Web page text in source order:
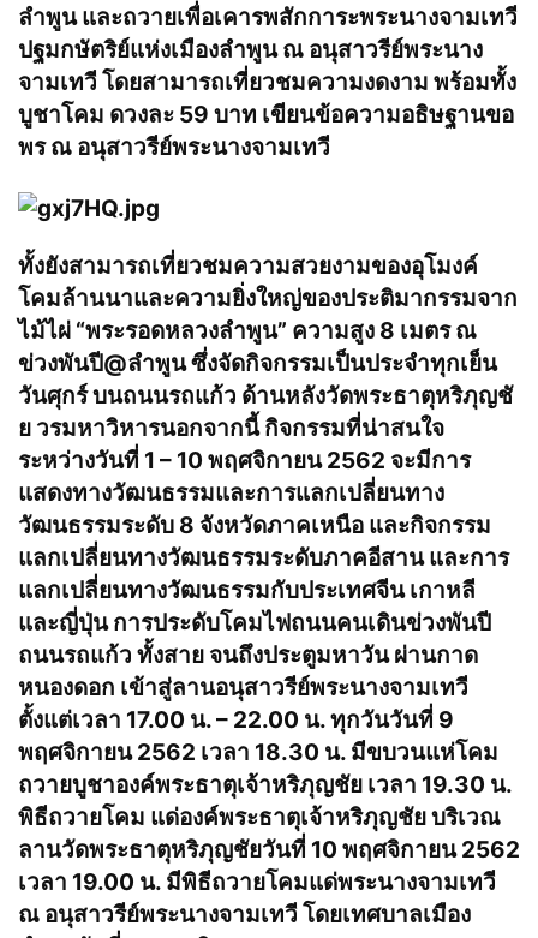
ลำพูน และถวายเพื่อเคารพสักการะพระนางจามเทวี
ปฐมกษัตริย์แห่งเมืองลำพูน ณ อนุสาวรีย์พระนาง
จามเทวี โดยสามารถเที่ยวชมความงดงาม พร้อมทั้ง
บูชาโคม ดวงละ 59 บาท เขียนข้อความอธิษฐานขอ
พร ณ อนุสาวรีย์พระนางจามเทวี
ทั้งยังสามารถเที่ยวชมความสวยงามของอุโมงค์
โคมล้านนาและความยิ่งใหญ่ของประติมากรรมจาก
ไม้ไผ่ “พระรอดหลวงลำพูน” ความสูง 8 เมตร ณ
ข่วงพันปี@ลำพูน ซึ่งจัดกิจกรรมเป็นประจำทุกเย็น
วันศุกร์ บนถนนรถแก้ว ด้านหลังวัดพระธาตุหริภุญชั
ย วรมหาวิหารนอกจากนี้ กิจกรรมที่น่าสนใจ
ระหว่างวันที่ 1 – 10 พฤศจิกายน 2562 จะมีการ
แสดงทางวัฒนธรรมและการแลกเปลี่ยนทาง
วัฒนธรรมระดับ 8 จังหวัดภาคเหนือ และกิจกรรม
แลกเปลี่ยนทางวัฒนธรรมระดับภาคอีสาน และการ
แลกเปลี่ยนทางวัฒนธรรมกับประเทศจีน เกาหลี
และญี่ปุ่น การประดับโคมไฟถนนคนเดินข่วงพันปี
ถนนรถแก้ว ทั้งสาย จนถึงประตูมหาวัน ผ่านกาด
หนองดอก เข้าสู่ลานอนุสาวรีย์พระนางจามเทวี
ตั้งแต่เวลา 17.00 น. – 22.00 น. ทุกวันวันที่ 9
พฤศจิกายน 2562 เวลา 18.30 น. มีขบวนแห่โคม
ถวายบูชาองค์พระธาตุเจ้าหริภุญชัย เวลา 19.30 น.
พิธีถวายโคม แด่องค์พระธาตุเจ้าหริภุญชัย บริเวณ
ลานวัดพระธาตุหริภุญชัยวันที่ 10 พฤศจิกายน 2562
เวลา 19.00 น. มีพิธีถวายโคมแด่พระนางจามเทวี
ณ อนุสาวรีย์พระนางจามเทวี โดยเทศบาลเมือง